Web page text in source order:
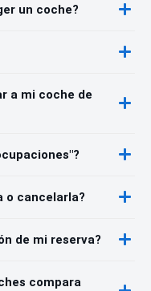
un coche?
a mi coche de
o cancelarla?
de mi reserva?
compara